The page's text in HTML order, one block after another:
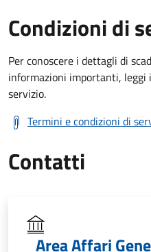
Condizioni di
Per conoscere i dettagli di
informazioni importanti, leggi
servizio.
Termini e condizioni di
Contatti
Area Affari